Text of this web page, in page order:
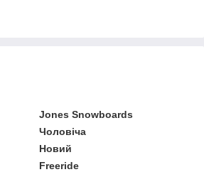
Jones Snowboards
Чоловіча
Новий
Freeride